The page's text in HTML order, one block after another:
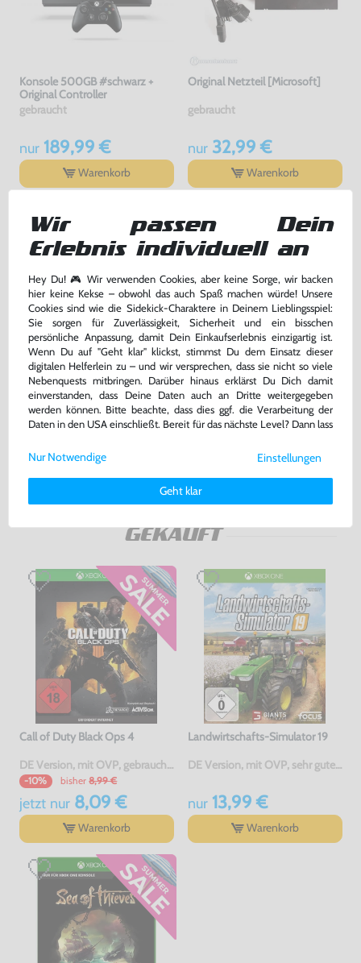
Konsole 500GB #schwarz +
Original Controller
gebraucht
nur189,99 €
Warenkorb
Original Netzteil [Microsoft]
gebraucht
nur32,99 €
Warenkorb
Halo 5: Guardians
DE Version, mit OVP, sehr guter Zustand, gebraucht
5,00 €
Warenkorb
Konsole 1TB #schwarz + Original
Controller
gebraucht
249,99 €
Warenkorb
GEKAUFT
Call of Duty Black Ops 4
DE Version, mit OVP, gebraucht, USK18
-10% bisher 8,99 €
jetzt nur8,09 €
Warenkorb
Landwirtschafts-Simulator 19
DE Version, mit OVP, sehr guter Zustand, gebraucht
nur13,99 €
Warenkorb
Wir passen Dein
Erlebnis individuell an
Hey Du! 🎮 Wir verwenden Cookies, aber keine Sorge, wir backen
hier keine Kekse – obwohl das auch Spaß machen würde! Unsere
Cookies sind wie die Sidekick-Charaktere in Deinem Lieblingsspiel:
Sie sorgen für Zuverlässigkeit, Sicherheit und ein bisschen
persönliche Anpassung, damit Dein Einkaufserlebnis einzigartig ist.
Wenn Du auf "Geht klar" klickst, stimmst Du dem Einsatz dieser
digitalen Helferlein zu – und wir versprechen, dass sie nicht so viele
Nebenquests mitbringen. Darüber hinaus erklärst Du Dich damit
einverstanden, dass Deine Daten auch an Dritte weitergegeben
werden können. Bitte beachte, dass dies ggf. die Verarbeitung der
Daten in den USA einschließt. Bereit für das nächste Level? Dann lass
Weitere Informationen zu den von uns verwendeten Cookies und
Deinen Rechten als Nutzer findest Du in unsererDaten­schutz­
Impressum.
Einstellungen
Geht klar
Nur Notwendige